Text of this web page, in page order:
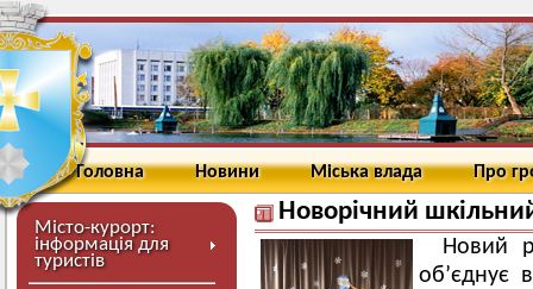
Головна Новини Міська влада Про
Місто-курорт:
інформація для
туристів
Новорічний
Новий
об’єднує